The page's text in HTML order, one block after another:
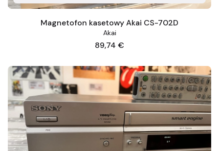
Magnetofon kasetowy Akai CS-702D
Akai
Preis
89,74 €